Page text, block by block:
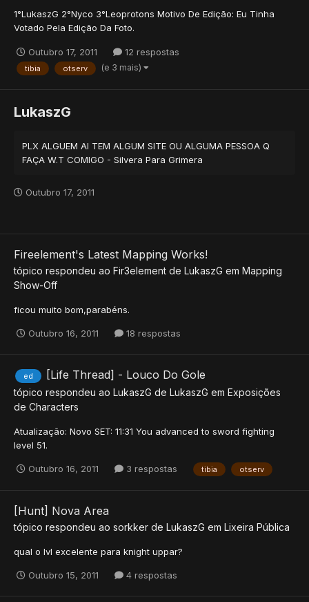
1°LukaszG 2°Nyco 3°Leoprotons Motivo De Edição: Eu Tinha
Votado Pela Edição Da Foto.
Outubro 17, 2011 12 respostas
tibia otserv (e 3 mais)
LukaszG
PLX ALGUEM AI TEM ALGUM SITE OU ALGUMA PESSOA Q
FAÇA W.T COMIGO - Silvera Para Grimera
Outubro 17, 2011
Fireelement's Latest Mapping Works!
tópico respondeu ao Fir3element de LukaszG em Mapping
Show-Off
ficou muito bom,parabéns.
Outubro 16, 2011 18 respostas
ed [Life Thread] - Louco Do Gole
tópico respondeu ao LukaszG de LukaszG em Exposições
de Characters
Atualização: Novo SET: 11:31 You advanced to sword fighting
level 51.
Outubro 16, 2011 3 respostas tibia otserv
[Hunt] Nova Area
tópico respondeu ao sorkker de LukaszG em Lixeira Pública
qual o lvl excelente para knight uppar?
Outubro 15, 2011 4 respostas